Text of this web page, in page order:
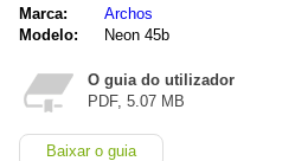
Marca:
Archos
Modelo:
Neon 45b
O guia do utilizador
PDF, 5.07 MB
Baixar o guia